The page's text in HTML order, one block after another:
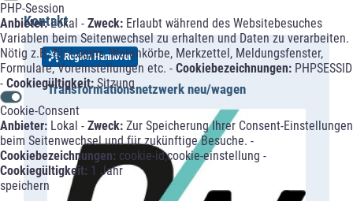
PHP-Session
Anbieter:Lokal - Zweck: Erlaubt während des Websitebesuches
Variablen beim Seitenwechsel zu erhalten und Daten zu verarbeiten.
Nötig z.B. für Logins, Warenkörbe, Merkzettel, Meldungsfenster,
Formulare, Voreinstellungen etc. - Cookiebezeichnungen: PHPSESSID
- Cookiegültigkeit:Sitzung
Cookie-Consent
Anbieter: Lokal - Zweck: Zur Speicherung Ihrer Consent-Einstellungen
beim Seitenwechsel und für zukünftige Besuche. -
Cookiebezeichnungen: cookie-id;cookie-einstellung -
Cookiegültigkeit: 1 Jahr
speichern
Kontakt
Region Hannover
Transformationsnetzwerk neu/wagen